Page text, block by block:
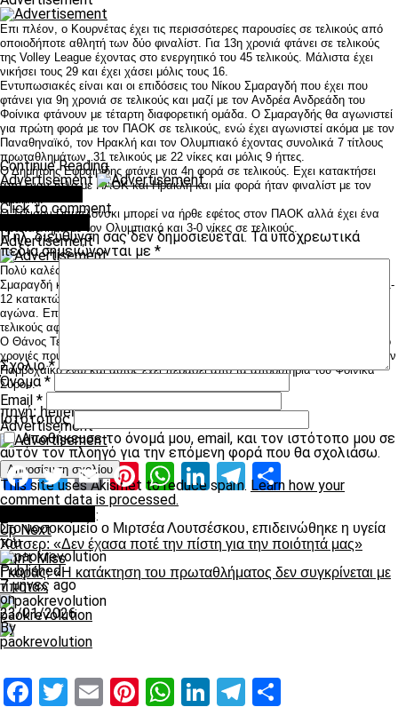
Επι πλέον, ο Κουρνέτας έχει τις περισσότερες παρουσίες σε τελικούς από
οποιοδήποτε αθλητή των δύο φιναλίστ. Για 13η χρονιά φτάνει σε τελικούς
της Volley League έχοντας στο ενεργητικό του 45 τελικούς. Μάλιστα έχει
νικήσει τους 29 και έχει χάσει μόλις τους 16.
Εντυπωσιακές είναι και οι επιδόσεις του Νίκου Σμαραγδή που έχει που
φτάνει για 9η χρονιά σε τελικούς και μαζί με τον Ανδρέα Ανδρεάδη του
Φοίνικα φτάνουν με τέταρτη διαφορετική ομάδα. Ο Σμαραγδής θα αγωνιστεί
για πρώτη φορά με τον ΠΑΟΚ σε τελικούς, ενώ έχει αγωνιστεί ακόμα με τον
Παναθηναϊκό, τον Ηρακλή και τον Ολυμπιακό έχοντας συνολικά 7 τίτλους
πρωταθλημάτων, 31 τελικούς με 22 νίκες και μόλις 9 ήττες.
Ο Δημήτρης Εφραιμίδης φτάνει για 4η φορά σε τελικούς. Εχει κατακτήσει
από έναν τίτλο με ΠΑΟΚ και Ηρακλή και μία φορά ήταν φιναλίστ με τον
Ηρακλή.
Ο Τζέισον Γιαμπλόνσκι μπορεί να ήρθε εφέτος στον ΠΑΟΚ αλλά έχει ένα
πρωτάθλημα με τον Ολυμπιακό και 3-0 νίκες σε τελικούς.
Advertisement
Πολύ καλές επιδόσεις και από τον Γιάννη Τακουρίδη ο οποίος μαζί με τον
Σμαραγδή και τον Εφραιμίδη ήταν αντίπαλος του Φοίνικα και τη σεζόν 2011-
12 κατακτώντας τον τίτλο με τον Ηρακλή στον 5ο τελικό που κρίθηκε χωρίς
αγώνα. Επίσης την περσινή σεζόν αγωνίστηκε αντίπαλος του ΠΑΟΚ στους
τελικούς αφού φορούσε τη φανέλα του Ολυμπιακού.
Ο Θάνος Τερζής φτάνει με τρίτη διαφορετική ομάδα σε τελικούς μετά τις δύο
χρονιές που έφτασε με τον Ολυμπιακό (πήρε έναν τίτλο) και μία φορά με τον
Παμβοχαϊκό ενώ και αυτός έχει περάσει από τα αποδυτήρια του Φοίνικα
Σύρου.
πηγή: hellenic volleyball League
Advertisement
Facebook
Twitter
EmailPinterest
WhatsApp
LinkedIn
Telegram
Related Topics:
Up Next
Χάτσερ: «Δεν έχασα ποτέ την πίστη για την ποιότητά μας»
Don't Miss
Γκαράς: «Η κατάκτηση του πρωταθλήματος δεν συγκρίνεται με
τίποτα»
paokrevolution
Continue Reading
Advertisement
Click to comment
Η ηλ. διεύθυνση σας δεν δημοσιεύεται. Τα υποχρεωτικά
πεδία σημειώνονται με *
Σχόλιο*
Όνομα*
Email *
Ιστότοπος
Αποθήκευσε το όνομά μου, email, και τον ιστότοπο μου σε
αυτόν τον πλοηγό για την επόμενη φορά που θα σχολιάσω.
This site uses Akismet to reduce spam. Learn how your
comment data is processed.
Στο νοσοκομείο ο Μιρτσέα Λουτσέσκου, επιδεινώθηκε η υγεία
του
Published
7 μήνες ago
on
23/01/2026
By
paokrevolution
Facebook
Twitter
EmailPinterest
WhatsApp
LinkedIn
Telegram